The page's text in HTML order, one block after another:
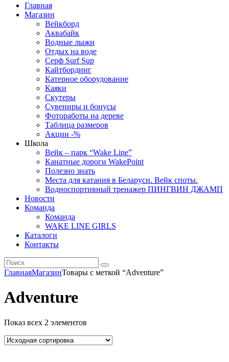
Главная
Магазин
Вейкборд
Аквабайк
Водные лыжи
Отдых на воде
Серф Surf Sup
Кайтбординг
Катерное оборудование
Каяки
Скутеры
Сувениры и бонусы
Фотоработы на дереве
Таблица размеров
Акции -%
Школа
Вейк – парк “Wake Line”
Канатные дороги WakePoint
Полезно знать
Места для катания в Беларуси. Вейк споты.
Водноспортивный тренажер ПИНГВИН ДЖАМП
Новости
Команда
Команда
WAKE LINE GIRLS
Каталоги
Контакты
ГлавнаяМагазинТовары с меткой “Adventure”
Adventure
Показ всех 2 элементов